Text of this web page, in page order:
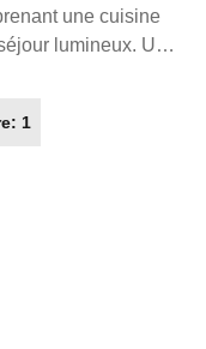
une cuisine
lumineux. Une
: 1213.92€
96.00€ pour
1